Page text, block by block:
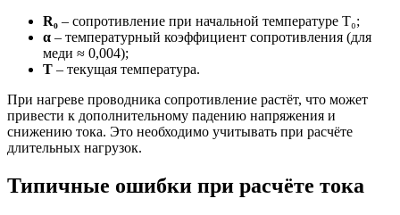
R₀ – сопротивление при начальной температуре T₀;
α – температурный коэффициент сопротивления (для
меди ≈ 0,004);
T – текущая температура.
При нагреве проводника сопротивление растёт, что может
привести к дополнительному падению напряжения и
снижению тока. Это необходимо учитывать при расчёте
длительных нагрузок.
Типичные ошибки при расчёте тока